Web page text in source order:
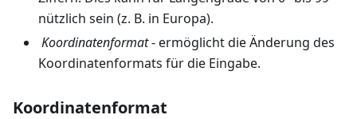
nützlich sein (z. B. in Europa).
Koordinatenformat- ermöglicht die Änderung des
Koordinatenformats für die Eingabe.
Koordinatenformat